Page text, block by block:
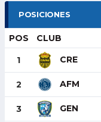
POSICIONES
POS CLUB
1 CRE
2 AFM
3 GEN